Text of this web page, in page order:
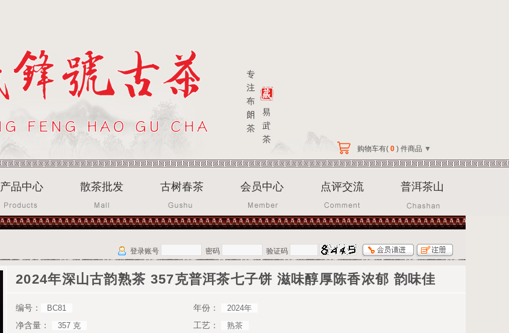
产品中心 散茶批发 古树春茶 会员中心 点评交流 普洱茶山
购物车有( 0 ) 件商品 ▼
2024年深山古韵熟茶 357克普洱茶七子饼 滋味醇厚陈香浓郁 韵味佳
编号： BC81
净含量： 357 克
年份： 2024年
工艺： 熟茶
登录账号 密码
验证码